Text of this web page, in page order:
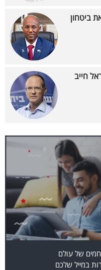
ביטחון
חייב
של עולם
במייל שלכם